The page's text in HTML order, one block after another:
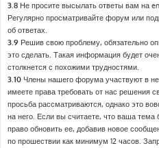
3.8 Не просите высылать ответы вам на
Регулярно просматривайте форум или
об ответах.
3.9 Решив свою проблему, обязательно
это сделать. Такая информация будет
столкнется с похожими трудностями.
3.10 Члены нашего форума участвуют в
имеете права требовать от нас решения
просьба рассматриваются, однако это
на него. Если вы считаете, что ваша
право обновить ее, добавив новое
по прошествии как минимум 12 часов.